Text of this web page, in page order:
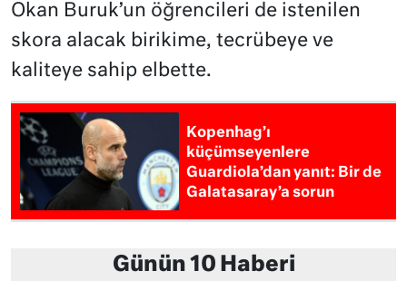
Okan Buruk’un öğrencileri de istenilen
skora alacak birikime, tecrübeye ve
kaliteye sahip elbette.
Kopenhag’ı
küçümseyenlere
Guardiola’dan yanıt: Bir de
Galatasaray’a sorun
Günün 10 Haberi